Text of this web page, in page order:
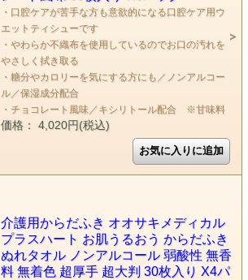
・口腔ケアが苦手な方も意欲的になる口腔ケア用ウ
エットティシューです
・やわらか不織布を使用しているのでお口の汚れを
やさしく拭き取る
・糖分やカロリーを気にする方にも／ノンアルコー
ル／保湿成分配合
・チョコレート風味／キシリトール配合 ※甘味料
価格： 4,020円(税込)
介護用からだふき オオサキメディカル
プラスハート お肌うるおう からだふき
ぬれタオル ノンアルコール 弱酸性 無香
料 無着色 超厚手 超大判 30枚入り X4パ